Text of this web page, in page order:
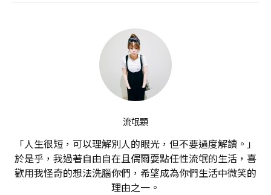
流氓顆
「人生很短，可以理解別人的眼光，但不要過度解讀。」
於是乎，我過著自由自在且偶爾耍點任性流氓的生活，喜
歡用我怪奇的想法洗腦你們，希望成為你們生活中微笑的
理由之一。